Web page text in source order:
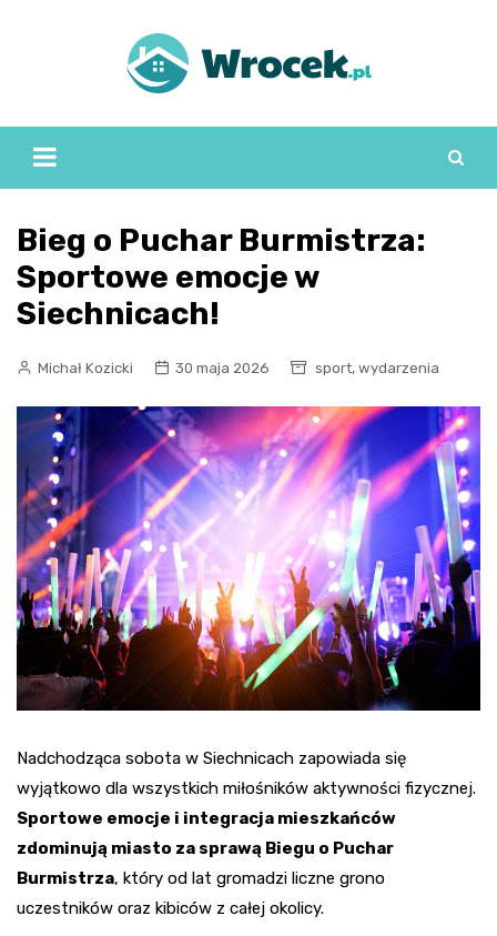
Bieg o Puchar Burmistrza:
Sportowe emocje w
Siechnicach!
Michał Kozicki 30 maja 2026 sport, wydarzenia
Nadchodząca sobota w Siechnicach zapowiada się
wyjątkowo dla wszystkich miłośników aktywności fizycznej.
Sportowe emocje i integracja mieszkańców
zdominują miasto za sprawą Biegu o Puchar
Burmistrza, który od lat gromadzi liczne grono
uczestników oraz kibiców z całej okolicy.